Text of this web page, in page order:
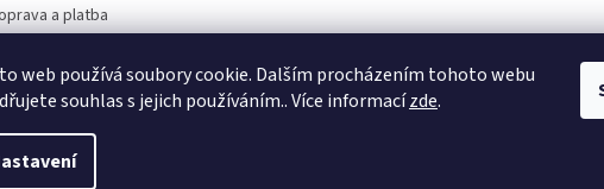
web používá soubory cookie. Dalším procházením tohoto webu
souhlas s jejich používáním.. Více informacízde.
a platba
nám